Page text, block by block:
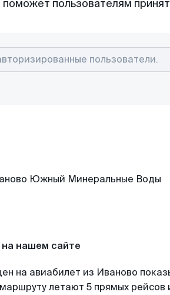
пользователям
нашем сайте
на авиабилет из Иваново
летают 5 прямых рейсов